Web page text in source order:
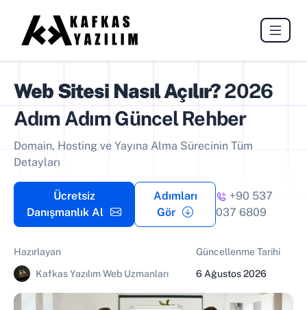
Web Sitesi Nasıl Açılır?2026
Adım Adım Güncel Rehber
Domain, Hosting ve Yayına Alma Sürecinin Tüm
Detayları
Ücretsiz
Danışmanlık Al
Adımları
Gör
+90 537
037 6809
Hazırlayan
Kafkas Yazılım Web Uzmanları
Güncellenme Tarihi
6 Ağustos 2026